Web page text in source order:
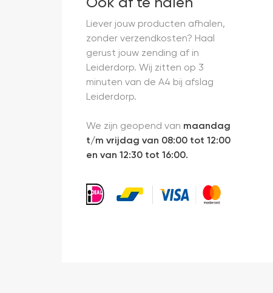
Liever jouw producten afhalen,
zonder verzendkosten? Haal
gerust jouw zending af in
Leiderdorp. Wij zitten op 3
minuten van de A4 bij afslag
Leiderdorp.
We zijn geopend van maandag
t/m vrijdag van 08:00 tot 12:00
en van 12:30 tot 16:00.